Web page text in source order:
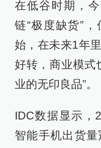
在低谷时期，
链“极度缺货”
始，在未来1年
好转，商业模式
业的无印良品”。
IDC数据显示，
智能手机出货量